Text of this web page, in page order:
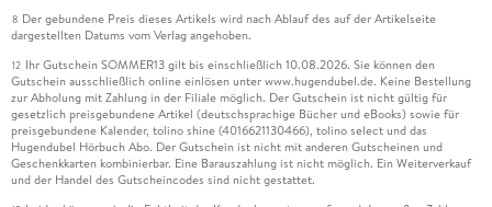
8 Der gebundene Preis dieses Artikels wird nach Ablauf des auf der Artikelseite
dargestellten Datums vom Verlag angehoben.
12 Ihr Gutschein SOMMER13 gilt bis einschließlich 10.08.2026. Sie können den
Gutschein ausschließlich online einlösen unter www.hugendubel.de. Keine Bestellung
zur Abholung mit Zahlung in der Filiale möglich. Der Gutschein ist nicht gültig für
gesetzlich preisgebundene Artikel (deutschsprachige Bücher und eBooks) sowie für
preisgebundene Kalender, tolino shine (4016621130466), tolino select und das
Hugendubel Hörbuch Abo. Der Gutschein ist nicht mit anderen Gutscheinen und
Geschenkkarten kombinierbar. Eine Barauszahlung ist nicht möglich. Ein Weiterverkauf
und der Handel des Gutscheincodes sind nicht gestattet.